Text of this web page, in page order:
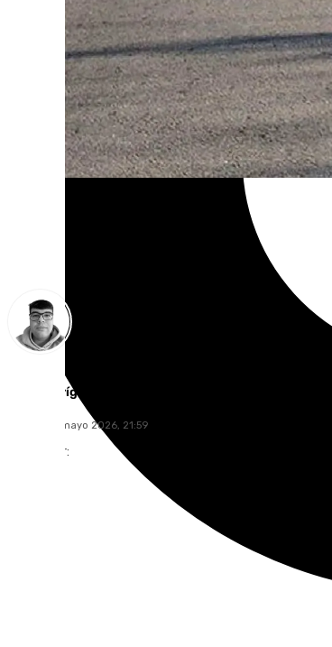
Eloy Rodríguez
martes, 12 mayo 2026, 21:59
Compartir: